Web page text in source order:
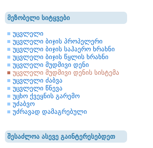
მეზობელი სიტყვები
უცვლელი
უცვლელი ბიჯის პროპელერი
უცვლელი ბიჯის საჰაერო ხრახნი
უცვლელი ბიჯის წყლის ხრახნი
უცვლელი მუდმივი დენი
უცვლელი მუდმივი დენის სისტემა
უცვლელი ძაბვა
უცვლელი წნევა
უცხო ქვეყნის გარემო
უძაბვო
უძრავად დამაგრებული
შესაძლოა ასევე გაინტერესებდეთ